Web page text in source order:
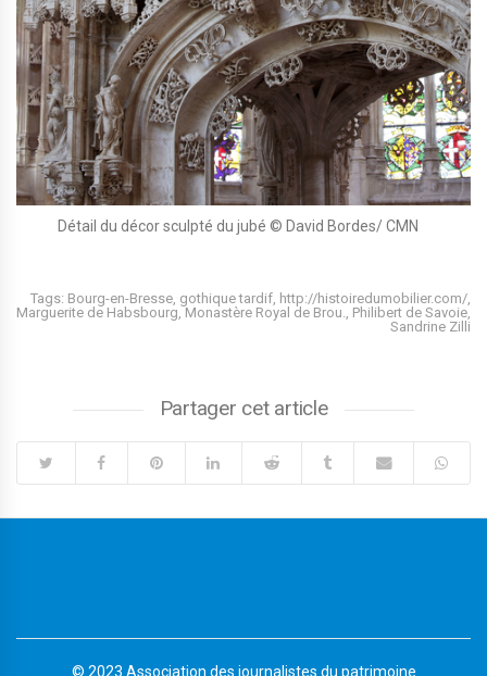
Détail du décor sculpté du jubé © David Bordes/ CMN
Tags: Bourg-en-Bresse, gothique tardif, http://histoiredumobilier.com/,
Marguerite de Habsbourg, Monastère Royal de Brou., Philibert de Savoie,
Sandrine Zilli
Partager cet article
© 2023 Association des journalistes du patrimoine